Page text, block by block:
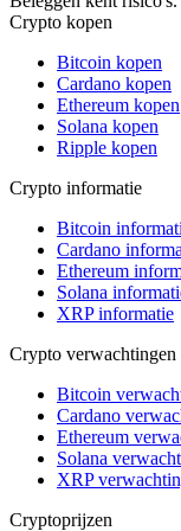
Crypto kopen
Bitcoin kopen
Cardano kopen
Ethereum kopen
Solana kopen
Ripple kopen
Crypto informatie
Bitcoin
Cardano
Ethereum
Solana
XRP informatie
Crypto verwachtingen
Bitcoin
Cardano
Ethereum
Solana
XRP
Cryptoprijzen